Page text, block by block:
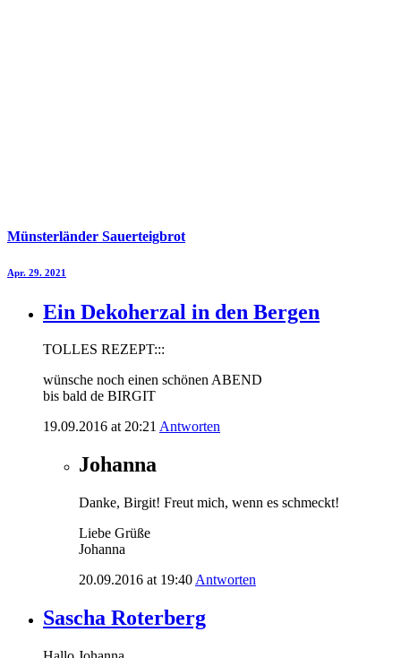
Münsterländer Sauerteigbrot
Apr. 29. 2021
Ein Dekoherzal in den Bergen
TOLLES REZEPT:::
wünsche noch einen schönen ABEND
bis bald de BIRGIT
19.09.2016 at 20:21 Antworten
Johanna
Danke, Birgit! Freut mich, wenn es schmeckt!
Liebe Grüße
Johanna
20.09.2016 at 19:40 Antworten
Sascha Roterberg